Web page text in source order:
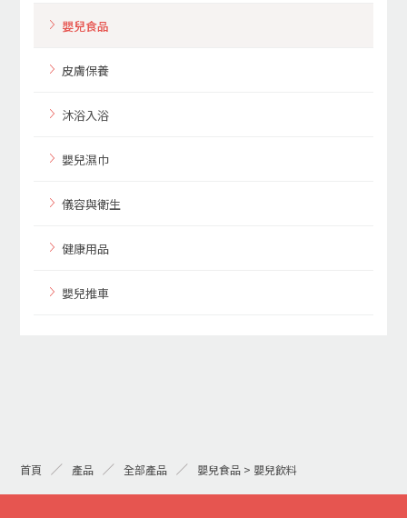
嬰兒食品
皮膚保養
沐浴入浴
嬰兒濕巾
儀容與衛生
健康用品
嬰兒推車
首頁 產品 全部產品 嬰兒食品 > 嬰兒飲料